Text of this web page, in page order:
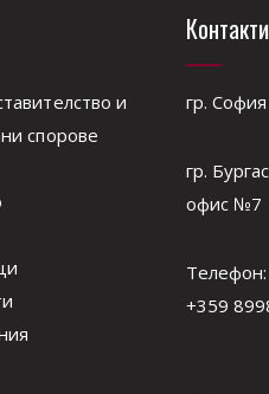
и
спорове
Контакти
гр.
гр.
офис №7
Телефон:
+359